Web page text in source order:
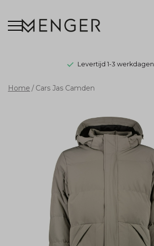
Levertijd 1-3 werkdagen
Cars
Camden
Menger
Mode
Home Cars Jas Camden